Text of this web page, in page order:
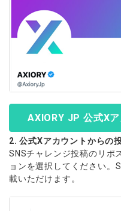
AXIORY JP 公式X
2. 公式Xアカウントからの
SNSチャレンジ投稿のリポ
ョンを選択してください。
載いただけます。